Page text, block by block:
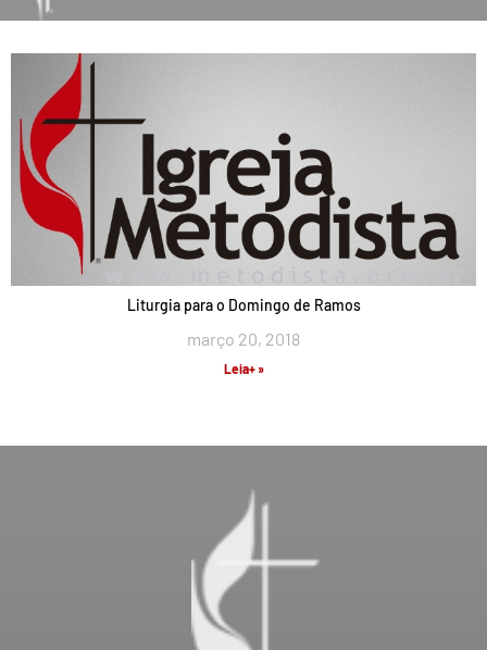
Liturgia para o Domingo de Ramos
março 20, 2018
Leia+ »